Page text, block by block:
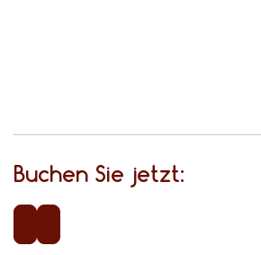
Buchen Sie jetzt: